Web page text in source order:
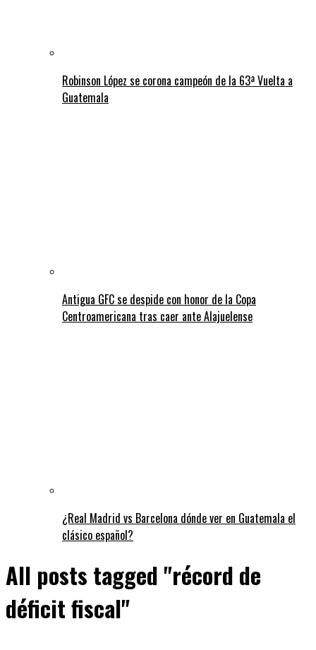
Robinson López se corona campeón de la 63ª Vuelta a
Guatemala
Antigua GFC se despide con honor de la Copa
Centroamericana tras caer ante Alajuelense
¿Real Madrid vs Barcelona dónde ver en Guatemala el
clásico español?
All posts tagged "récord de
déficit fiscal"